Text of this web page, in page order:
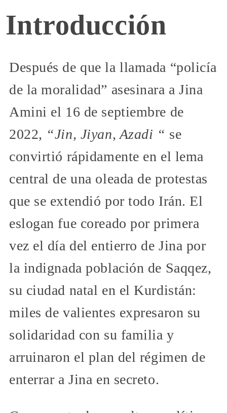
Introducción
Después de que la llamada “policía
de la moralidad” asesinara a Jina
Amini el 16 de septiembre de
2022, “Jin, Jiyan, Azadi “ se
convirtió rápidamente en el lema
central de una oleada de protestas
que se extendió por todo Irán. El
eslogan fue coreado por primera
vez el día del entierro de Jina por
la indignada población de Saqqez,
su ciudad natal en el Kurdistán:
miles de valientes expresaron su
solidaridad con su familia y
arruinaron el plan del régimen de
enterrar a Jina en secreto.